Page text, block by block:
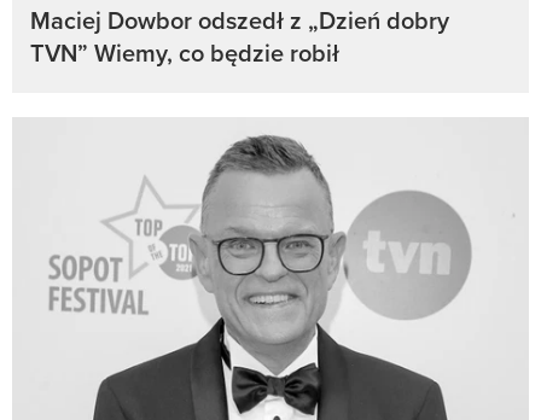
Maciej Dowbor odszedł z „Dzień dobry
TVN” Wiemy, co będzie robił